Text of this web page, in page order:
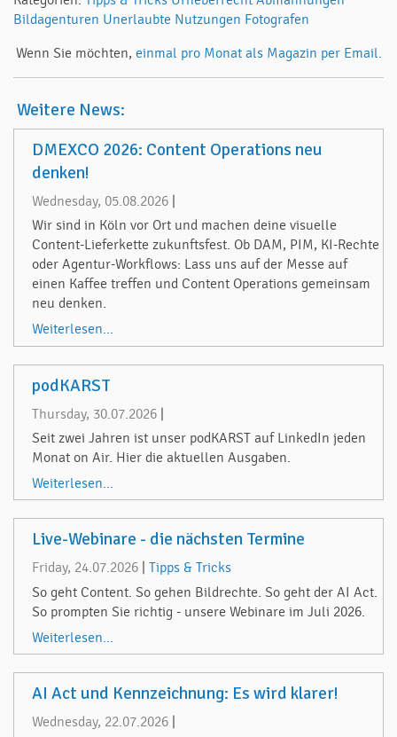
Bildagenturen Unerlaubte Nutzungen Fotografen
Wenn Sie möchten, einmal pro Monat als Magazin per Email.
Weitere News:
DMEXCO 2026: Content Operations neu
denken!
Wednesday, 05.08.2026
Wir sind in Köln vor Ort und machen deine visuelle
Content-Lieferkette zukunftsfest. Ob DAM, PIM, KI-Rechte
oder Agentur-Workflows: Lass uns auf der Messe auf
einen Kaffee treffen und Content Operations gemeinsam
neu denken.
Weiterlesen...
podKARST
Thursday, 30.07.2026
Seit zwei Jahren ist unser podKARST auf LinkedIn jeden
Monat on Air. Hier die aktuellen Ausgaben.
Weiterlesen...
Live-Webinare - die nächsten Termine
Friday, 24.07.2026
Tipps & Tricks
So geht Content. So gehen Bildrechte. So geht der AI Act.
So prompten Sie richtig - unsere Webinare im Juli 2026.
Weiterlesen...
AI Act und Kennzeichnung: Es wird klarer!
Wednesday, 22.07.2026